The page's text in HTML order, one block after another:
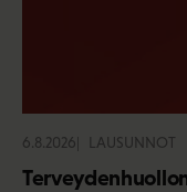
6.8.2026 LAUSUNNOT